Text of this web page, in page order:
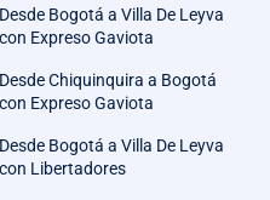
Desde Bogotá a Villa De Leyva
con Expreso Gaviota
Desde Chiquinquira a Bogotá
con Expreso Gaviota
Desde Bogotá a Villa De Leyva
con Libertadores